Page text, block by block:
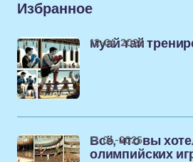
Избранное
муай тай
12-04-2025
Всё, что вы
олимпийских
11-04-2025